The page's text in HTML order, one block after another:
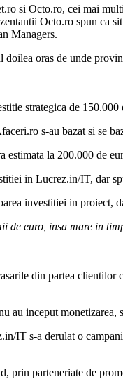
si Octo.ro, cei mai
Octo.ro spun
Managers.
oras de unde
strategica de
s-au bazat si se
la 200.000 de
in Lucrez.in/IT, dar
investitiei in proiect,
de euro, insa mare in
din partea
inceput monetizarea,
IT s-a derulat o
prin parteneriate de